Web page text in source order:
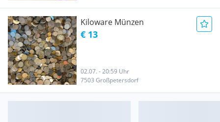
Kiloware Münzen
€ 13
02.07. - 20:59 Uhr
7503 Großpetersdorf